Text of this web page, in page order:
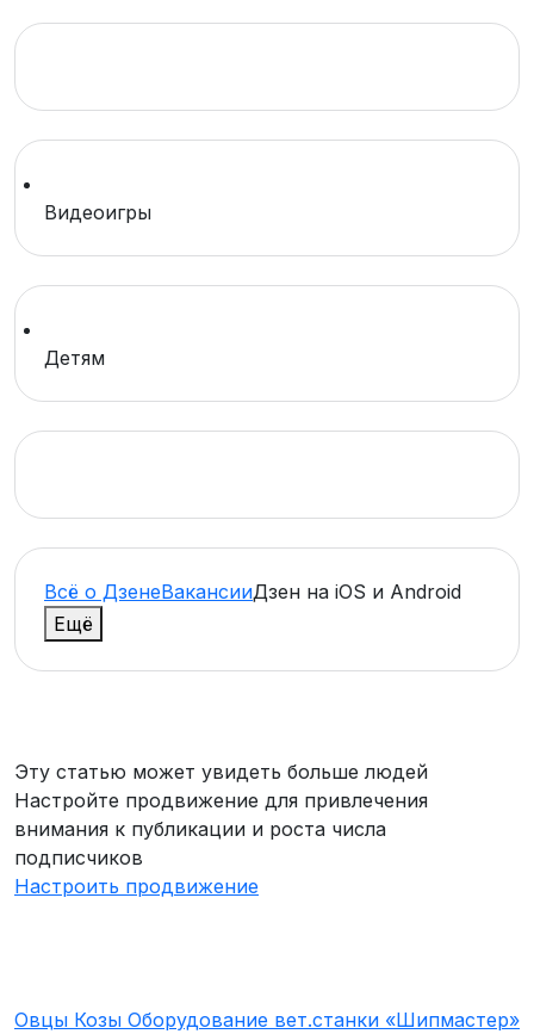
Видеоигры
Детям
Всё о ДзенеВакансииДзен на iOS и Android
Ещё
Эту статью может увидеть больше людей
Настройте продвижение для привлечения
внимания к публикации и роста числа
подписчиков
Настроить продвижение
Овцы Козы Оборудование вет.станки «Шипмастер»